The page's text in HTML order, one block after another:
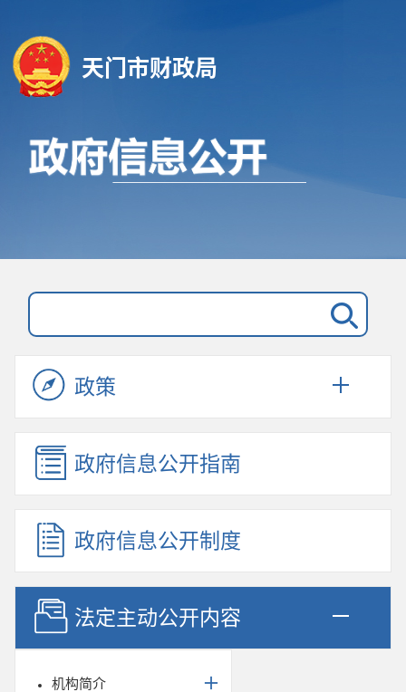
天门市财政局
政策
政府信息公开指南
政府信息公开制度
法定主动公开内容
机构简介